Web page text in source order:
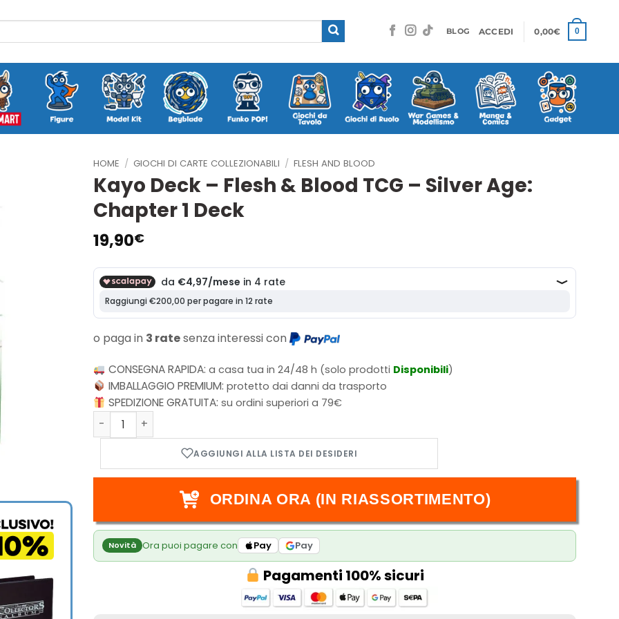
BLOG ACCEDI 0,00€ 0
HOME / GIOCHI DI CARTE COLLEZIONABILI / FLESH AND BLOOD
Kayo Deck – Flesh & Blood TCG – Silver Age:
Chapter 1 Deck
19,90€
o paga in 3 ratesenza interessi con
CONSEGNA RAPIDA: a casa tua in 24/48 h (solo prodotti Disponibili)
IMBALLAGGIO PREMIUM: protetto dai danni da trasporto
SPEDIZIONE GRATUITA: su ordini superiori a 79€
Kayo Deck - Flesh & Blood TCG - Silver Age: Chapter 1 Deck quantità
ORDINA ORA (IN RIASSORTIMENTO)
Novità Ora puoi pagare con Pay Pay
Pagamenti 100% sicuri